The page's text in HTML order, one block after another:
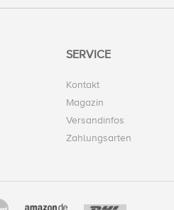
SERVICE
Kontakt
Magazin
Versandinfos
Zahlungsarten